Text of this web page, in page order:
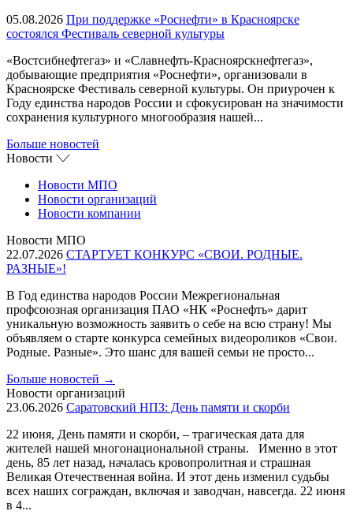
05.08.2026 При поддержке «Роснефти» в Красноярске
состоялся Фестиваль северной культуры
«Востсибнефтегаз» и «Славнефть-Красноярскнефтегаз»,
добывающие предприятия «Роснефти», организовали в
Красноярске Фестиваль северной культуры. Он приурочен к
Году единства народов России и сфокусирован на значимости
сохранения культурного многообразия нашей...
Больше новостей
Новости
Новости МПО
Новости организаций
Новости компании
Новости МПО
22.07.2026 СТАРТУЕТ КОНКУРС «СВОИ. РОДНЫЕ.
РАЗНЫЕ»!
В Год единства народов России Межрегиональная
профсоюзная организация ПАО «НК «Роснефть» дарит
уникальную возможность заявить о себе на всю страну! Мы
объявляем о старте конкурса семейных видеороликов «Свои.
Родные. Разные». Это шанс для вашей семьи не просто...
Больше новостей →
Новости организаций
23.06.2026 Саратовский НПЗ: День памяти и скорби
22 июня, День памяти и скорби, – трагическая дата для
жителей нашей многонациональной страны. Именно в этот
день, 85 лет назад, началась кровопролитная и страшная
Великая Отечественная война. И этот день изменил судьбы
всех наших сограждан, включая и заводчан, навсегда. 22 июня
в 4...